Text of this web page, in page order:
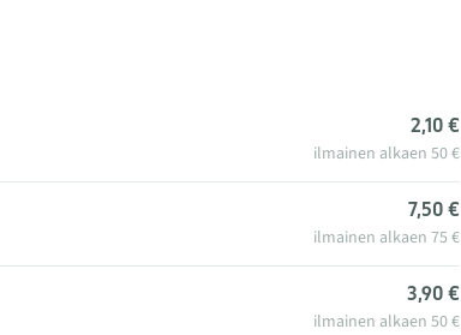
2,10 €
ilmainen alkaen 50 €
7,50 €
ilmainen alkaen 75 €
3,90 €
ilmainen alkaen 50 €